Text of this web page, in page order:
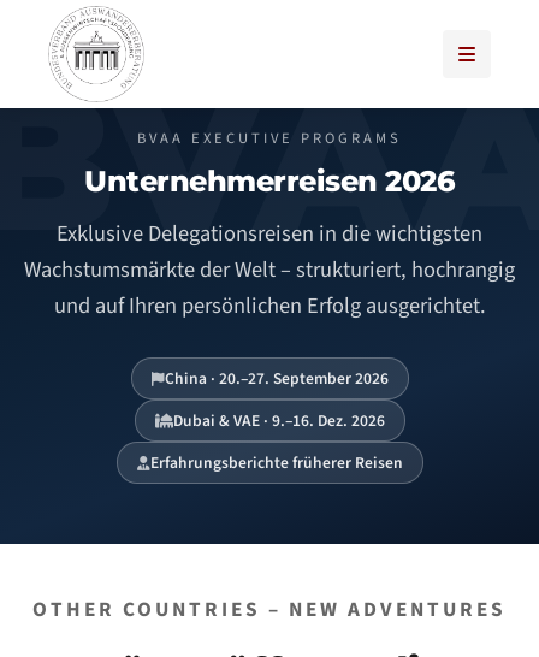
BVAA EXECUTIVE PROGRAMS
Unternehmerreisen 2026
Exklusive Delegationsreisen in die wichtigsten
Wachstumsmärkte der Welt – strukturiert, hochrangig
und auf Ihren persönlichen Erfolg ausgerichtet.
China · 20.–27. September 2026
Dubai & VAE · 9.–16. Dez. 2026
Erfahrungsberichte früherer Reisen
OTHER COUNTRIES – NEW ADVENTURES